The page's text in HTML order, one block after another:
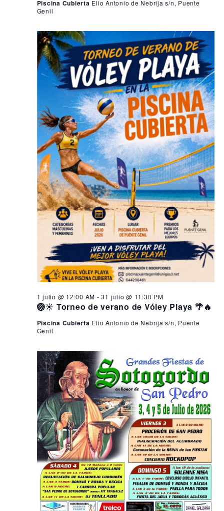
Piscina Cubierta Elio Antonio de Nebrija s/n, Puente
Genil
🏐☀️ Torneo de verano de Vóley Playa 🌴🔥
1 julio @ 12:00 AM -31 julio @ 11:30 PM
Piscina Cubierta Elio Antonio de Nebrija s/n, Puente
Genil